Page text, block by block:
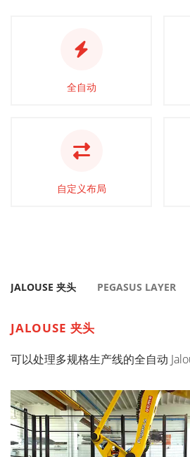
全自动
自定义布局
JALOUSE 夹头 PEGASUS LAYER
JALOUSE 夹头
可以处理多规格生产线的全自动